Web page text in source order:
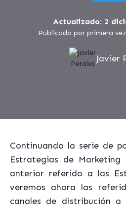
Actualizado: 2
Publicado por primera
Javier
Continuando la serie de
Estrategias de
anterior referido a las
veremos ahora las
canales de distribución a